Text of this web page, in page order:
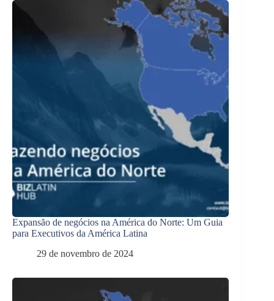
Expansão de negócios na América do Norte: Um Guia
para Executivos da América Latina
29 de novembro de 2024